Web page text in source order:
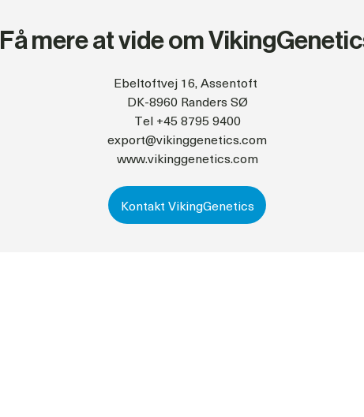
Få mere at vide om
Ebeltoftvej 16, Assentoft
DK-8960 Randers SØ
Tel +45 8795 9400
export@vikinggenetics.com
www.vikinggenetics.com
Kontakt VikingGenetics